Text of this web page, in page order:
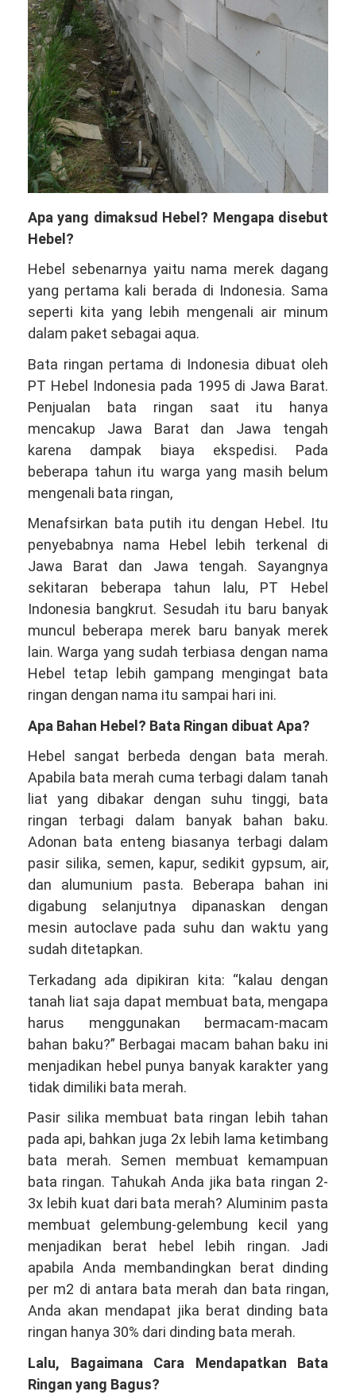
Apa yang dimaksud Hebel? Mengapa disebut
Hebel?
Hebel sebenarnya yaitu nama merek dagang
yang pertama kali berada di Indonesia. Sama
seperti kita yang lebih mengenali air minum
dalam paket sebagai aqua.
Bata ringan pertama di Indonesia dibuat oleh
PT Hebel Indonesia pada 1995 di Jawa Barat.
Penjualan bata ringan saat itu hanya
mencakup Jawa Barat dan Jawa tengah
karena dampak biaya ekspedisi. Pada
beberapa tahun itu warga yang masih belum
mengenali bata ringan,
Menafsirkan bata putih itu dengan Hebel. Itu
penyebabnya nama Hebel lebih terkenal di
Jawa Barat dan Jawa tengah. Sayangnya
sekitaran beberapa tahun lalu, PT Hebel
Indonesia bangkrut. Sesudah itu baru banyak
muncul beberapa merek baru banyak merek
lain. Warga yang sudah terbiasa dengan nama
Hebel tetap lebih gampang mengingat bata
ringan dengan nama itu sampai hari ini.
Apa Bahan Hebel? Bata Ringan dibuat Apa?
Hebel sangat berbeda dengan bata merah.
Apabila bata merah cuma terbagi dalam tanah
liat yang dibakar dengan suhu tinggi, bata
ringan terbagi dalam banyak bahan baku.
Adonan bata enteng biasanya terbagi dalam
pasir silika, semen, kapur, sedikit gypsum, air,
dan alumunium pasta. Beberapa bahan ini
digabung selanjutnya dipanaskan dengan
mesin autoclave pada suhu dan waktu yang
sudah ditetapkan.
Terkadang ada dipikiran kita: “kalau dengan
tanah liat saja dapat membuat bata, mengapa
harus menggunakan bermacam-macam
bahan baku?” Berbagai macam bahan baku ini
menjadikan hebel punya banyak karakter yang
tidak dimiliki bata merah.
Pasir silika membuat bata ringan lebih tahan
pada api, bahkan juga 2x lebih lama ketimbang
bata merah. Semen membuat kemampuan
bata ringan. Tahukah Anda jika bata ringan 2-
3x lebih kuat dari bata merah? Aluminim pasta
membuat gelembung-gelembung kecil yang
menjadikan berat hebel lebih ringan. Jadi
apabila Anda membandingkan berat dinding
per m2 di antara bata merah dan bata ringan,
Anda akan mendapat jika berat dinding bata
ringan hanya 30% dari dinding bata merah.
Lalu, Bagaimana Cara Mendapatkan Bata
Ringan yang Bagus?